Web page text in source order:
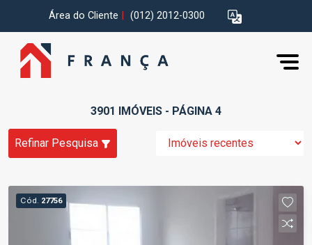
Área do Cliente (012) 2012-0300
3901 IMÓVEIS - PÁGINA 4
Refinar Pesquisa
Cód. 27756